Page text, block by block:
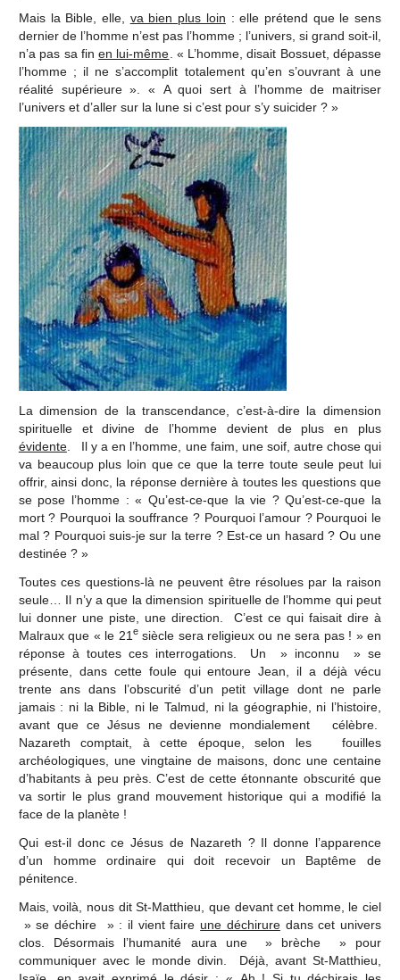
Mais la Bible, elle, va bien plus loin : elle prétend que le sens
dernier de l’homme n’est pas l’homme ; l’univers, si grand soit-il,
n’a pas sa finen lui-même . « L’homme, disait Bossuet, dépasse
l’homme ; il ne s’accomplit totalement qu’en s’ouvrant à une
réalité supérieure ». « A quoi sert à l’homme de maitriser
l’univers et d’aller sur la lune si c’est pour s’y suicider ? »
La dimension de la transcendance, c’est-à-dire la dimension
spirituelle et divine de l’homme devient de plus en plus
évidente. Il y a en l’homme, une faim, une soif, autre chose qui
va beaucoup plus loin que ce que la terre toute seule peut lui
offrir, ainsi donc, la réponse dernière à toutes les questions que
se pose l’homme : « Qu’est-ce-que la vie ? Qu’est-ce-que la
mort ? Pourquoi la souffrance ? Pourquoi l’amour ? Pourquoi le
mal ? Pourquoi suis-je sur la terre ? Est-ce un hasard ? Ou une
destinée ? »
Toutes ces questions-là ne peuvent être résolues par la raison
seule… Il n’y a que la dimension spirituelle de l’homme qui peut
lui donner une piste, une direction. C’est ce qui faisait dire à
Malraux que « le 21 esiècle sera religieux ou ne sera pas ! » en
réponse à toutes ces interrogations. Un » inconnu » se
présente, dans cette foule qui entoure Jean, il a déjà vécu
trente ans dans l’obscurité d’un petit village dont ne parle
jamais : ni la Bible, ni le Talmud, ni la géographie, ni l’histoire,
avant que ce Jésus ne devienne mondialement célèbre.
Nazareth comptait, à cette époque, selon les fouilles
archéologiques, une vingtaine de maisons, donc une centaine
d’habitants à peu près. C’est de cette étonnante obscurité que
va sortir le plus grand mouvement historique qui a modifié la
face de la planète !
Qui est-il donc ce Jésus de Nazareth ? Il donne l’apparence
d’un homme ordinaire qui doit recevoir un Baptême de
pénitence.
Mais, voilà, nous dit St-Matthieu, que devant cet homme, le ciel
» se déchire » : il vient faire une déchiruredans cet univers
clos. Désormais l’humanité aura une » brèche » pour
communiquer avec le monde divin. Déjà, avant St-Matthieu,